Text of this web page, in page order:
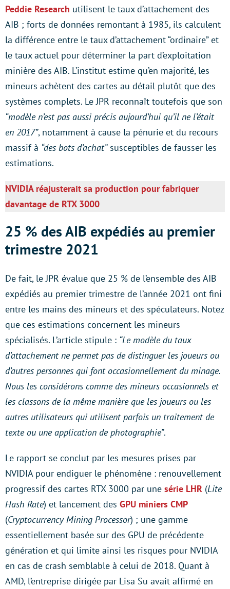
Peddie Research utilisent le taux d’attachement des
AIB ; forts de données remontant à 1985, ils calculent
la différence entre le taux d’attachement “ordinaire” et
le taux actuel pour déterminer la part d’exploitation
minière des AIB. L’institut estime qu’en majorité, les
mineurs achètent des cartes au détail plutôt que des
systèmes complets. Le JPR reconnaît toutefois que son
“modèle n’est pas aussi précis aujourd’hui qu’il ne l’était
en 2017”, notamment à cause la pénurie et du recours
massif à “des bots d’achat”susceptibles de fausser les
estimations.
NVIDIA réajusterait sa production pour fabriquer
davantage de RTX 3000
25 % des AIB expédiés au premier
trimestre 2021
De fait, le JPR évalue que 25 % de l’ensemble des AIB
expédiés au premier trimestre de l’année 2021 ont fini
entre les mains des mineurs et des spéculateurs. Notez
que ces estimations concernent les mineurs
spécialisés. L’article stipule : “Le modèle du taux
d’attachement ne permet pas de distinguer les joueurs ou
d’autres personnes qui font occasionnellement du minage.
Nous les considérons comme des mineurs occasionnels et
les classons de la même manière que les joueurs ou les
autres utilisateurs qui utilisent parfois un traitement de
texte ou une application de photographie”.
Le rapport se conclut par les mesures prises par
NVIDIA pour endiguer le phénomène : renouvellement
progressif des cartes RTX 3000 par une série LHR (Lite
Hash Rate) et lancement des GPU miniers CMP
(Cryptocurrency Mining Processor) ; une gamme
essentiellement basée sur des GPU de précédente
génération et qui limite ainsi les risques pour NVIDIA
en cas de crash semblable à celui de 2018. Quant à
AMD, l’entreprise dirigée par Lisa Su avait affirmé en